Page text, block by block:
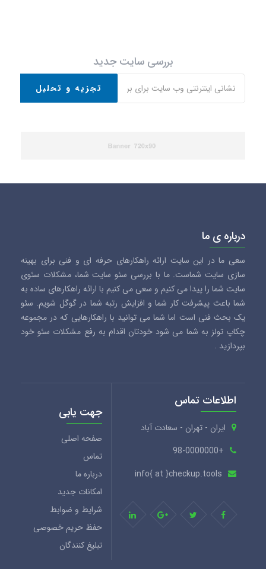
بررسی سایت جدید
تجزیه و تحلیل
درباره ی ما
سعی ما در این سایت ارائه راهکارهای حرفه ای و فنی برای بهینه
سازی سایت شماست. ما با بررسی سئو سایت شما، مشکلات سئوی
سایت شما را پیدا می کنیم و سعی می کنیم با ارائه راهکارهای ساده به
شما باعث پیشرفت کار شما و افزایش رتبه شما در گوگل شویم. سئو
یک بحث فنی است اما شما می توانید با راهکارهایی که در مجموعه
چکاپ تولز به شما می شود خودتان اقدام به رفع مشکلات سئو خود
بپردازید .
اطلاعات تماس
ایران - تهران - سعادت آباد
+98-0000000
info{ at }checkup.tools
جهت یابی
صفحه اصلی
تماس
درباره ما
امکانات جدید
شرایط و ضوابط
حفظ حریم خصوصی
تبلیغ کنندگان